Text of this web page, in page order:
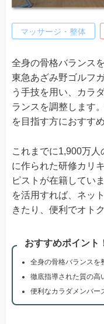
マッサージ・整体
全身の骨格バランス
東急あざみ野ゴルフ
う手技を用い、カラ
ランスを調整します
を目指す方におすすめ
これまでに1,900万
に作られた研修カリ
ピストが在籍してい
を活用すれば、ネッ
きたり、便利でオトク
おすすめポイント
全身の骨格バランスを
徹底指導された質の高
便利なカラダメンバー